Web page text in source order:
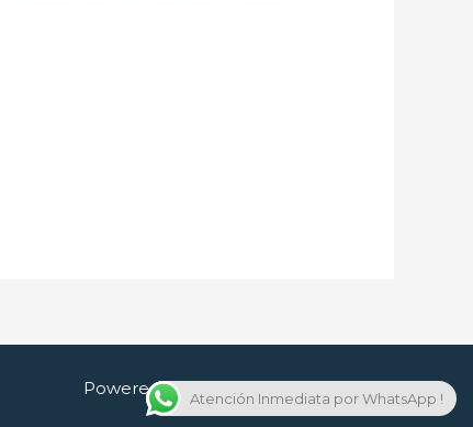
Powered by Cerrajero en Guadalajara
Atención Inmediata por WhatsApp !